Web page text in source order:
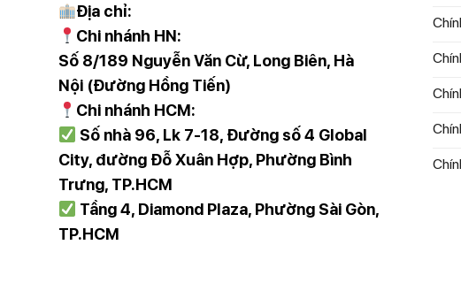
Máy xay sinh tố BH/9025 được trang bị nhiều chức năng xay,
Đồng thời, máy cũng có chức năng nhấn chậm, giúp bạn dễ dàng
Địa chỉ:
Chi nhánh HN:
Số 8/189 Nguyễn Văn Cừ, Long Biên, Hà
Nội (Đường Hồng Tiến)
Chi nhánh HCM:
Số nhà 96, Lk 7-18, Đường số 4 Global
City, đường Đỗ Xuân Hợp, Phường Bình
Trưng, TP.HCM
Tầng 4, Diamond Plaza, Phường Sài Gòn,
TP.HCM